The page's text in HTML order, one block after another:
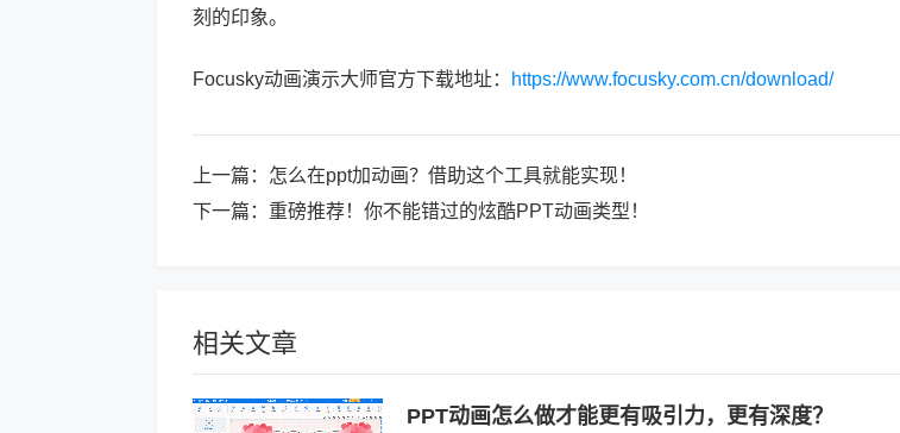
刻的印象。
Focusky动画演示大师官方下载地址： https://www.focusky.com.cn/download/
上一篇： 怎么在ppt加动画？借助这个工具就能实现！
下一篇： 重磅推荐！你不能错过的炫酷PPT动画类型！
相关文章
PPT动画怎么做才能更有吸引力，更有深度？